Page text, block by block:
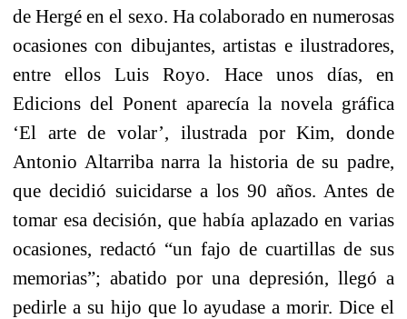
de Hergé en el sexo. Ha colaborado en numerosas
ocasiones con dibujantes, artistas e ilustradores,
entre ellos Luis Royo. Hace unos días, en
Edicions del Ponent aparecía la novela gráfica
‘El arte de volar’, ilustrada por Kim, donde
Antonio Altarriba narra la historia de su padre,
que decidió suicidarse a los 90 años. Antes de
tomar esa decisión, que había aplazado en varias
ocasiones, redactó “un fajo de cuartillas de sus
memorias”; abatido por una depresión, llegó a
pedirle a su hijo que lo ayudase a morir. Dice el